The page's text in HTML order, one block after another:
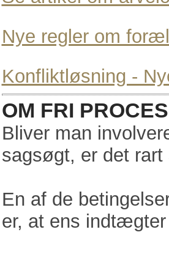
Nye regler om
Konfliktløsning -
OM FRI
Bliver man
sagsøgt, er det
En af de
er, at ens